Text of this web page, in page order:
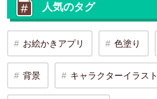
人気のタグ
お絵かきアプリ 色塗り
背景 キャラクターイラスト